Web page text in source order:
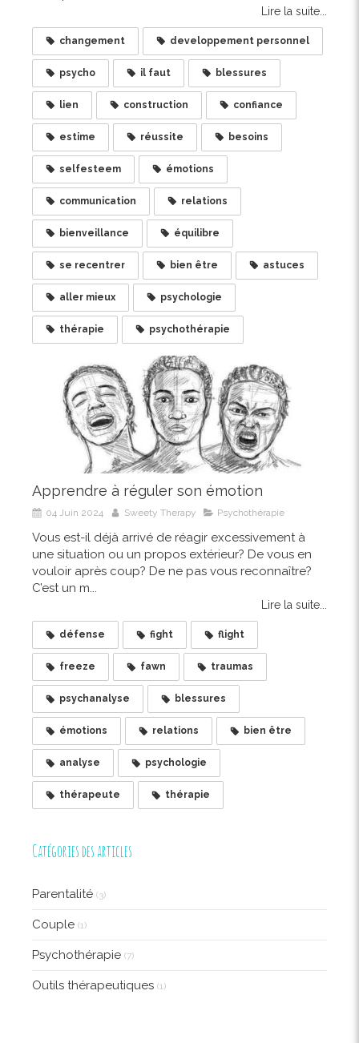
Lire la suite...
changement developpement personnel
psycho il faut blessures
lien construction confiance
estime réussite besoins
selfesteem émotions
communication relations
bienveillance équilibre
se recentrer bien être astuces
aller mieux psychologie
thérapie psychothérapie
Apprendre à réguler son émotion
04 Juin 2024 Sweety Therapy Psychothérapie
Vous est-il déjà arrivé de réagir excessivement à
une situation ou un propos extérieur? De vous en
vouloir après coup? De ne pas vous reconnaître?
C’est un m...
Lire la suite...
défense fight flight
freeze fawn traumas
psychanalyse blessures
émotions relations bien être
analyse psychologie
thérapeute thérapie
Catégories des articles
Parentalité (3)
Couple (1)
Psychothérapie (7)
Outils thérapeutiques (1)